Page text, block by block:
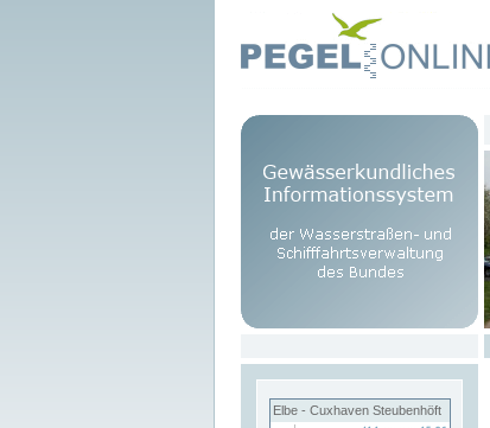
Elbe - Cuxhaven Steubenhöft